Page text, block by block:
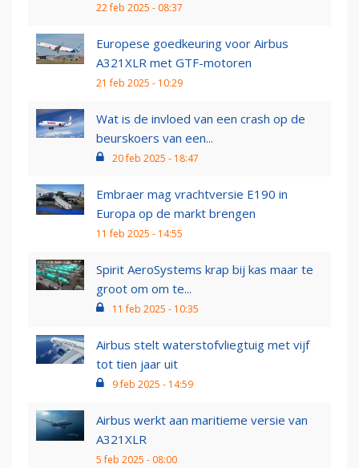
22 feb 2025 - 08:37
Europese goedkeuring voor Airbus
A321XLR met GTF-motoren
21 feb 2025 - 10:29
Wat is de invloed van een crash op de
beurskoers van een...
20 feb 2025 - 18:47
Embraer mag vrachtversie E190 in
Europa op de markt brengen
11 feb 2025 - 14:55
Spirit AeroSystems krap bij kas maar te
groot om om te...
11 feb 2025 - 10:35
Airbus stelt waterstofvliegtuig met vijf
tot tien jaar uit
9 feb 2025 - 14:59
Airbus werkt aan maritieme versie van
A321XLR
5 feb 2025 - 08:00